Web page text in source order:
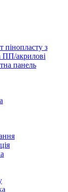
з
ПП/акрилові
панель